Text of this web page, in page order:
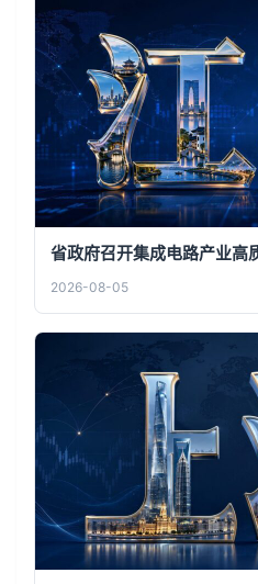
省政府召开集成电路产业高
2026-08-05